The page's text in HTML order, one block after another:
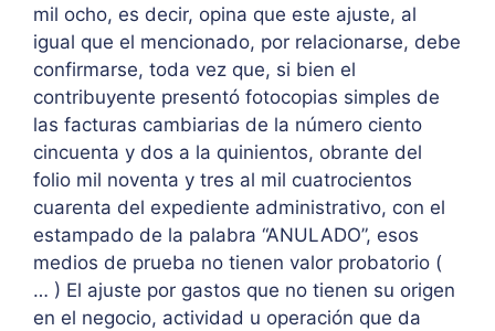
mil ocho, es decir, opina que este ajuste, al
igual que el mencionado, por relacionarse, debe
confirmarse, toda vez que, si bien el
contribuyente presentó fotocopias simples de
las facturas cambiarias de la número ciento
cincuenta y dos a la quinientos, obrante del
folio mil noventa y tres al mil cuatrocientos
cuarenta del expediente administrativo, con el
estampado de la palabra “ANULADO”, esos
medios de prueba no tienen valor probatorio (
… ) El ajuste por gastos que no tienen su origen
en el negocio, actividad u operación que da